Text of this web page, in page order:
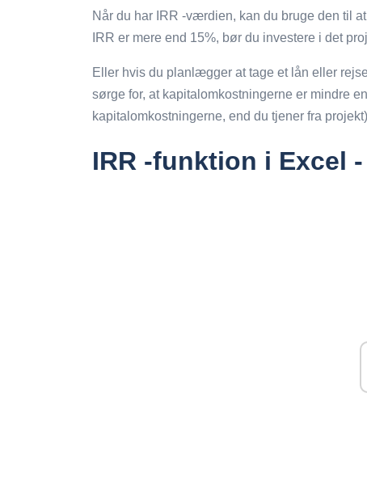
Når du har IRR -værdien, kan du bruge den til
IRR er mere end 15%, bør du investere i det
Eller hvis du planlægger at tage et lån eller
sørge for, at kapitalomkostningerne er mindre
kapitalomkostningerne, end du tjener fra
IRR -funktion i Excel